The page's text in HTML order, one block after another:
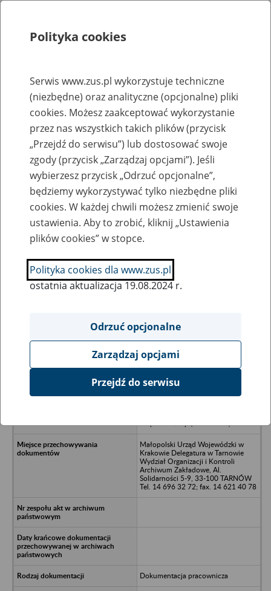
Rejestry, ewidencje i archiwa
Baza zlikwidowanych lub
przekształconych zakładów pracy
Nazwa zakładu pracy:
SZUKAJ
Ukryj wszystkie pozycje bazy
Krakowska Baza Remontowa
Małopolski Urząd Wojewódzki w
Krakowie Delegatura w Tarnowie
Wydział Organizacji i Kontroli
Archiwum Zakładowe, Al.
Solidarności 5-9, 33-100 TARNÓW
Tel. 14 696 32 72; fax. 14 621 40 78
Dokumentacja pracownicza
Polityka cookies
Serwis www.zus.pl wykorzystuje techniczne
(niezbędne) oraz analityczne (opcjonalne) pliki
cookies. Możesz zaakceptować wykorzystanie
przez nas wszystkich takich plików (przycisk
„Przejdź do serwisu”) lub dostosować swoje
zgody (przycisk „Zarządzaj opcjami”). Jeśli
wybierzesz przycisk „Odrzuć opcjonalne”,
będziemy wykorzystywać tylko niezbędne pliki
cookies. W każdej chwili możesz zmienić swoje
ustawienia. Aby to zrobić, kliknij „Ustawienia
plików cookies” w stopce.
Polityka cookies dla www.zus.pl
ostatnia aktualizacja 19.08.2024 r.
Odrzuć opcjonalne
Zarządzaj opcjami
Przejdź do serwisu